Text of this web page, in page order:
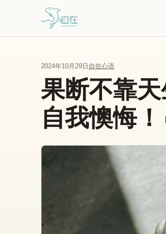
跳到主要内容
2024年10月29日 自在心语
果断不靠
自我懊悔